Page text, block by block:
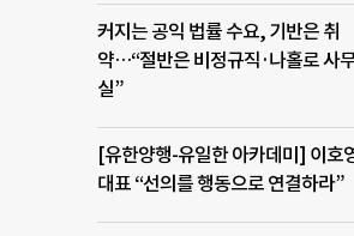
커지는 공익 법률 수요, 기반은 취
약…“절반은 비정규직·나홀로 사
실”
[유한양행-유일한 아카데미] 이호
대표 “선의를 행동으로 연결하라”